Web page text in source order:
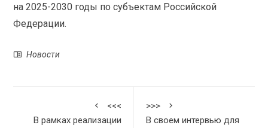
на 2025-2030 годы по субъектам Российской
Федерации.
Новости
<<<
В рамках реализации
>>>
В своем интервью для